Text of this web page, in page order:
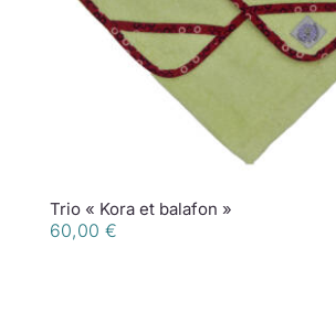
Trio « Kora et balafon »
60,00 €